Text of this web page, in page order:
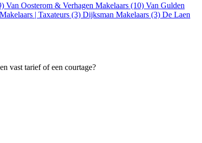
Van Oosterom & Verhagen Makelaars (10) Van Gulden
| Taxateurs (3) Dijksman Makelaars (3) De Laen
vast tarief of een courtage?